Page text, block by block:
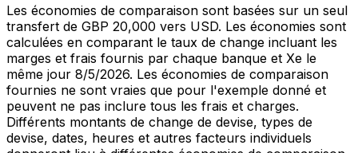
Les économies de comparaison sont basées sur un seul
transfert de GBP 20,000 vers USD. Les économies sont
calculées en comparant le taux de change incluant les
marges et frais fournis par chaque banque et Xe le
même jour 8/5/2026. Les économies de comparaison
fournies ne sont vraies que pour l'exemple donné et
peuvent ne pas inclure tous les frais et charges.
Différents montants de change de devise, types de
devise, dates, heures et autres facteurs individuels